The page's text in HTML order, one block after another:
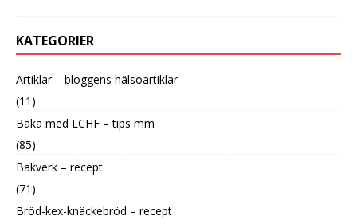
KATEGORIER
Artiklar – bloggens hälsoartiklar
(11)
Baka med LCHF – tips mm
(85)
Bakverk – recept
(71)
Bröd-kex-knäckebröd – recept